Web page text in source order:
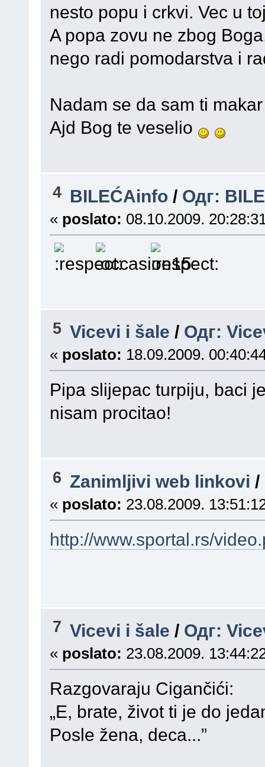
nesto popu i crkvi. Vec u
A popa zovu ne zbog
nego radi pomodarstva i
Nadam se da sam ti
Ajd Bog te veselio
4 BILEĆAinfo / Одг:
« poslato: 08.10.2009.
5 Vicevi i šale / Одг:
« poslato: 18.09.2009.
Pipa slijepac turpiju, baci
nisam procitao!
6 Zanimljivi web linkovi /
« poslato: 23.08.2009.
http://www.sportal.rs/
7 Vicevi i šale / Одг:
« poslato: 23.08.2009.
Razgovaraju Cigančići:
„E, brate, život ti je do
Posle žena, deca...”